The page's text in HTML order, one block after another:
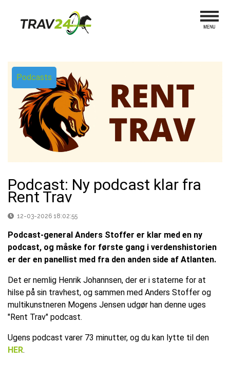
Podcasts
Podcast: Ny podcast klar fra
Rent Trav
12-03-2026 18:02:55
Podcast-general Anders Stoffer er klar med en ny
podcast, og måske for første gang i verdenshistorien
er der en panellist med fra den anden side af Atlanten.
Det er nemlig Henrik Johannsen, der er i staterne for at
hilse på sin travhest, og sammen med Anders Stoffer og
multikunstneren Mogens Jensen udgør han denne uges
"Rent Trav" podcast.
Ugens podcast varer 73 minutter, og du kan lytte til den
HER.